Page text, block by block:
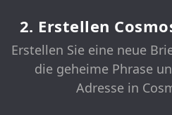
2. Erstellen
Erstellen Sie eine neue
die geheime Phrase
Adresse in